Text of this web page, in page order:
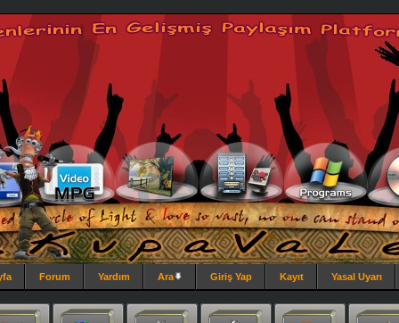
Forum Yardım Ara Giriş Yap Kayıt Yasal Uyarı